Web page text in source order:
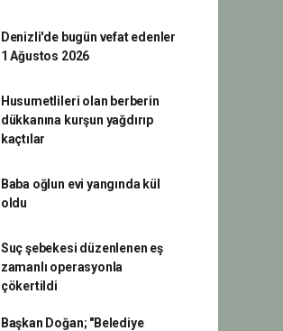
Denizli'de bugün vefat edenler
1 Ağustos 2026
Husumetlileri olan berberin
dükkanına kurşun yağdırıp
kaçtılar
Baba oğlun evi yangında kül
oldu
Suç şebekesi düzenlenen eş
zamanlı operasyonla
çökertildi
Başkan Doğan; "Belediye